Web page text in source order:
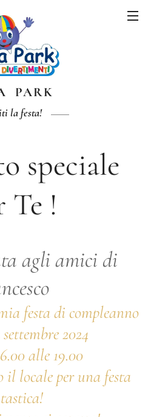
PARK
la festa!
speciale
Te !
agli amici di
festa di compleanno
2024
alle 19.00
locale per una festa